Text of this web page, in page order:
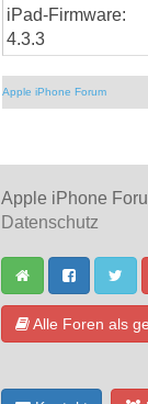
iPad-Firmware:
4.3.3
Apple iPhone Forum
Apple iPhone
Datenschutz
Alle Foren als